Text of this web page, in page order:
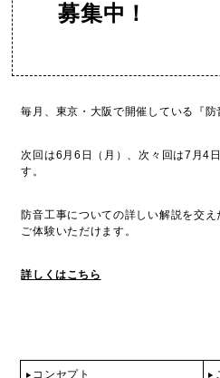
募集中！
毎月、東京・大阪で開催している『防
次回は6月6日（月）、次々回は7月4
す。
防音工事についての詳しい解説を交
ご体験いただけます。
詳しくはこちら
コンセプト